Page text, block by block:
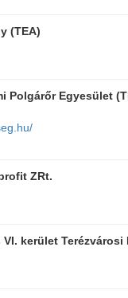
(TEA)
Polgárőr Egyesület
ZRt.
kerület